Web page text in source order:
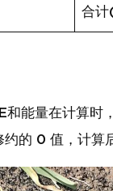
合
和能量在计算时
约的 0 值，计算